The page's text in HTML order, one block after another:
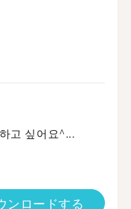
고 싶어요^...
ンロードする